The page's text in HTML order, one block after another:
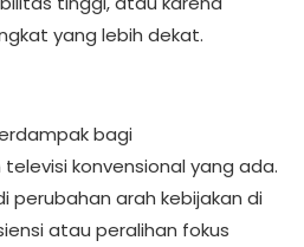
yang lebih dekat.
bagi
konvensional yang ada.
perubahan arah kebijakan di
atau peralihan fokus